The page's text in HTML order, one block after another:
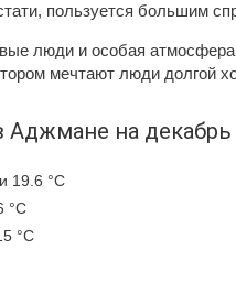
пользуется большим
люди и особая атмосфера
мечтают люди долгой
Аджмане на
19.6 °C
°C
°C